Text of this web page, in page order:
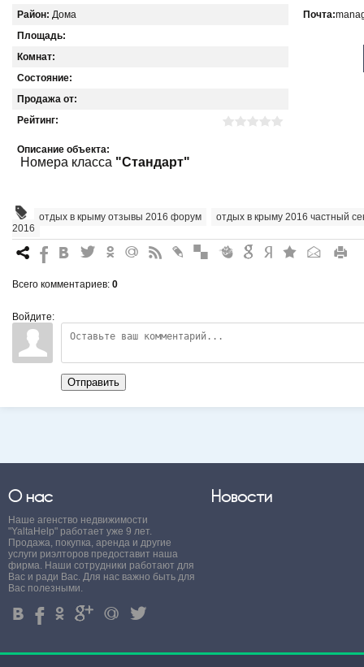
Район: Дома
Площадь:
Комнат:
Состояние:
Продажа от:
Рейтинг:
Почта:
Описание объекта:
Номера класса "Стандарт"
отдых в крыму отзывы 2016 форум
отдых в крыму 2016 частный
2016
7 % 4 3 . + 0 * # " & 6 Q P R
Всего комментариев: 0
Войдите:
Отправить
О нас
Наше агенство недвижимости
"YaltaHelp" работает уже 9 лет.
Продажа, покупка, аренда и другие
услуги риэлторов предоставит наша
фирма. Наши сотрудники работают для
Вас и ради Вас. Для нас важно быть для
Вас полезными.
4 % . ' + 3
Новости